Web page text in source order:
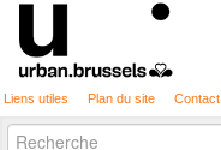
Liens utiles Plan du site Contact
Chercher par
Recherche